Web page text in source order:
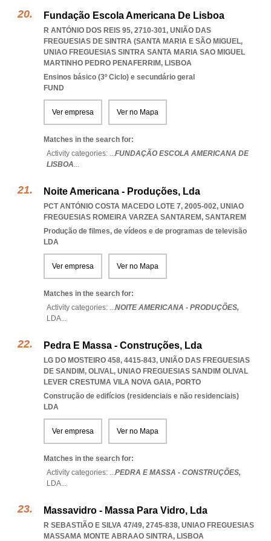
Fundação Escola Americana De Lisboa
R ANTÓNIO DOS REIS 95, 2710-301, UNIÃO DAS
FREGUESIAS DE SINTRA (SANTA MARIA E SÃO MIGUEL,
UNIAO FREGUESIAS SINTRA SANTA MARIA SAO MIGUEL
MARTINHO PEDRO PENAFERRIM, LISBOA
Ensinos básico (3º Ciclo) e secundário geral
FUND
Ver empresa Ver no Mapa
Matches in the search for:
Activity categories: ...FUNDAÇÃO ESCOLA AMERICANA DE
LISBOA...
Noite Americana - Produções, Lda
PCT ANTÓNIO COSTA MACEDO LOTE 7, 2005-002, UNIAO
FREGUESIAS ROMEIRA VARZEA SANTAREM, SANTAREM
Produção de filmes, de vídeos e de programas de televisão
LDA
Ver empresa Ver no Mapa
Matches in the search for:
Activity categories: ...NOITE AMERICANA - PRODUÇÕES,
LDA...
Pedra E Massa - Construções, Lda
LG DO MOSTEIRO 458, 4415-843, UNIÃO DAS FREGUESIAS
DE SANDIM, OLIVAL, UNIAO FREGUESIAS SANDIM OLIVAL
LEVER CRESTUMA VILA NOVA GAIA, PORTO
Construção de edifícios (residenciais e não residenciais)
LDA
Ver empresa Ver no Mapa
Matches in the search for:
Activity categories: ...PEDRA E MASSA - CONSTRUÇÕES,
LDA...
Massavidro - Massa Para Vidro, Lda
R SEBASTIÃO E SILVA 47/49, 2745-838, UNIAO FREGUESIAS
MASSAMA MONTE ABRAAO SINTRA, LISBOA